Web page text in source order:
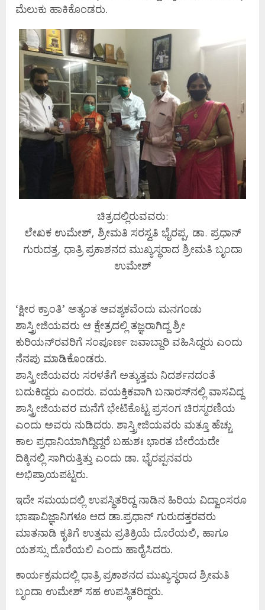
ಮೆಲುಕು ಹಾಕಿಕೊಂಡರು.
ಚಿತ್ರದಲ್ಲಿರುವವರು:
ಲೇಖಕ ಉಮೇಶ್, ಶ್ರೀಮತಿ ಸರಸ್ವತಿ ಭೈರಪ್ಪ, ಡಾ. ಪ್ರಧಾನ್
ಗುರುದತ್ತ, ಧಾತ್ರಿ ಪ್ರಕಾಶನದ ಮುಖ್ಯಸ್ಥರಾದ ಶ್ರೀಮತಿ ಬೃಂದಾ
ಉಮೇಶ್
‘ಕ್ಷೀರ ಕ್ರಾಂತಿ’ ಅತ್ಯಂತ ಆವಶ್ಯಕವೆಂದು ಮನಗಂಡು
ಶಾಸ್ತ್ರೀಜಿಯವರು ಆ ಕ್ಷೇತ್ರದಲ್ಲಿ ತಜ್ಞರಾಗಿದ್ದ ಶ್ರೀ
ಕುರಿಯನ್‍ರವರಿಗೆ ಸಂಪೂರ್ಣ ಜವಾಬ್ದಾರಿ ವಹಿಸಿದ್ದರು ಎಂದು
ನೆನಪು ಮಾಡಿಕೊಂಡರು.
ಶಾಸ್ತ್ರೀಜಿಯವರು ಸರಳತೆಗೆ ಅತ್ಯುತ್ತಮ ನಿದರ್ಶನದಂತೆ
ಬದುಕಿದ್ದರು ಎಂದರು. ವಯಕ್ತಿಕವಾಗಿ ಬನಾರಸ್‍ನಲ್ಲಿ ವಾಸವಿದ್ದ
ಶಾಸ್ತ್ರೀಜಿಯವರ ಮನೆಗೆ ಭೇಟಿಕೊಟ್ಟ ಪ್ರಸಂಗ ಚಿರಸ್ಮರಣಿಯ
ಎಂದು ಅವರು ನುಡಿದರು. ಶಾಸ್ತ್ರೀಜಿಯವರು ಮತ್ತೂ ಹೆಚ್ಚು
ಕಾಲ ಪ್ರಧಾನಿಯಾಗಿದ್ದಿದ್ದರೆ ಬಹುಶಃ ಭಾರತ ಬೇರೆಯದೇ
ದಿಕ್ಕಿನಲ್ಲಿ ಸಾಗಿರುತ್ತಿತ್ತು ಎಂದು ಡಾ. ಭೈರಪ್ಪನವರು
ಅಭಿಪ್ರಾಯಪಟ್ಟರು.
ಇದೇ ಸಮಯದಲ್ಲಿ ಉಪಸ್ಥಿತರಿದ್ದ ನಾಡಿನ ಹಿರಿಯ ವಿದ್ವಾಂಸರೂ
ಭಾಷಾವಿಜ್ಞಾನಿಗಳೂ ಆದ ಡಾ.ಪ್ರಧಾನ್ ಗುರುದತ್ತರವರು
ಮಾತನಾಡಿ ಕೃತಿಗೆ ಉತ್ತಮ ಪ್ರತಿಕ್ರಿಯೆ ದೊರೆಯಲಿ, ಹಾಗೂ
ಯಶಸ್ಸು ದೊರೆಯಲಿ ಎಂದು ಹಾರೈಸಿದರು.
ಕಾರ್ಯಕ್ರಮದಲ್ಲಿ ಧಾತ್ರಿ ಪ್ರಕಾಶನದ ಮುಖ್ಯಸ್ಥರಾದ ಶ್ರೀಮತಿ
ಬೃಂದಾ ಉಮೇಶ್ ಸಹ ಉಪಸ್ಥಿತರಿದ್ದರು.